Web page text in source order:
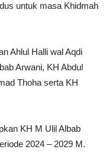
untuk masa Khidmah
Ahlul Halli wal Aqdi
Arwani, KH Abdul
Thoha serta ⁠KH
KH M Ulil Albab
2024 – 2029 M.